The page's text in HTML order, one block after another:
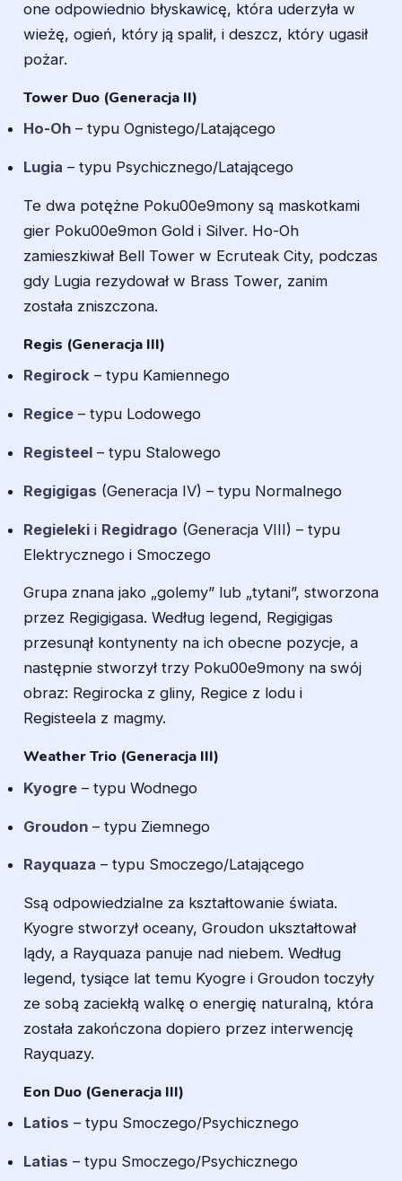
one odpowiednio błyskawicę, która uderzyła w
wieżę, ogień, który ją spalił, i deszcz, który ugasił
pożar.
Tower Duo (Generacja II)
Ho-Oh – typu Ognistego/Latającego
Lugia – typu Psychicznego/Latającego
Te dwa potężne Poku00e9mony są maskotkami
gier Poku00e9mon Gold i Silver. Ho-Oh
zamieszkiwał Bell Tower w Ecruteak City, podczas
gdy Lugia rezydował w Brass Tower, zanim
została zniszczona.
Regis (Generacja III)
Regirock – typu Kamiennego
Regice – typu Lodowego
Registeel – typu Stalowego
Regigigas (Generacja IV) – typu Normalnego
Regieleki i Regidrago (Generacja VIII) – typu
Elektrycznego i Smoczego
Grupa znana jako „golemy” lub „tytani”, stworzona
przez Regigigasa. Według legend, Regigigas
przesunął kontynenty na ich obecne pozycje, a
następnie stworzył trzy Poku00e9mony na swój
obraz: Regirocka z gliny, Regice z lodu i
Registeela z magmy.
Weather Trio (Generacja III)
Kyogre – typu Wodnego
Groudon – typu Ziemnego
Rayquaza – typu Smoczego/Latającego
Ssą odpowiedzialne za kształtowanie świata.
Kyogre stworzył oceany, Groudon ukształtował
lądy, a Rayquaza panuje nad niebem. Według
legend, tysiące lat temu Kyogre i Groudon toczyły
ze sobą zaciekłą walkę o energię naturalną, która
została zakończona dopiero przez interwencję
Rayquazy.
Eon Duo (Generacja III)
Latios – typu Smoczego/Psychicznego
Latias – typu Smoczego/Psychicznego